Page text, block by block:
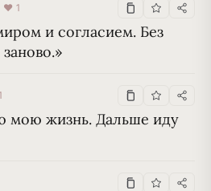
♥ 1
и согласием. Без
мою жизнь. Дальше иду